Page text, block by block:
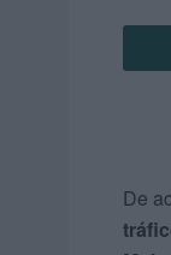
De